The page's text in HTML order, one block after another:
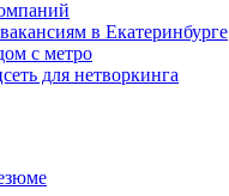
в Екатеринбурге
с метро
для нетворкинга